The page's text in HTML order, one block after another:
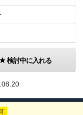
検討中に入れる